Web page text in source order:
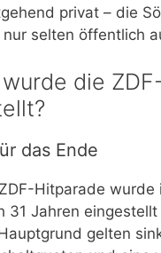
privat – die
nur selten öffentlich
die
das Ende
Hitparade wurde
31 Jahren eingestellt
gelten